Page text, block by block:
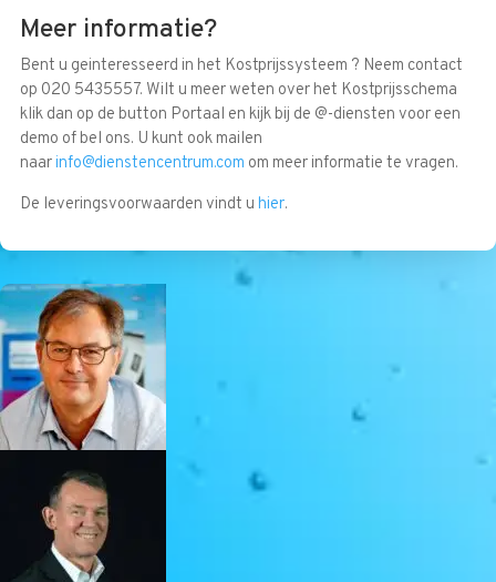
Meer informatie?
Bent u geinteresseerd in het Kostprijssysteem ? Neem contact
op 020 5435557. Wilt u meer weten over het Kostprijsschema
klik dan op de button Portaal en kijk bij de @-diensten voor een
demo of bel ons. U kunt ook mailen
naarinfo@dienstencentrum.com om meer informatie te vragen.
De leveringsvoorwaarden vindt u hier.